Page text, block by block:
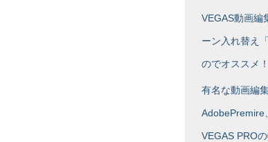
VEGAS動画編
ーン入れ替え
のでオススメ！
有名な動画編
AdobePremire
VEGAS PRO